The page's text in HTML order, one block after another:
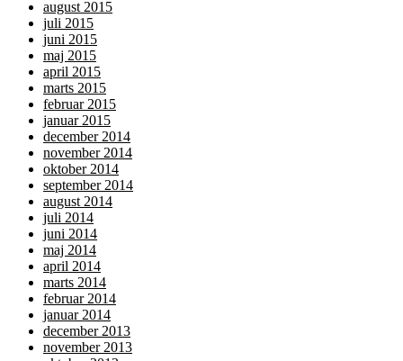
august 2015
juli 2015
juni 2015
maj 2015
april 2015
marts 2015
februar 2015
januar 2015
december 2014
november 2014
oktober 2014
september 2014
august 2014
juli 2014
juni 2014
maj 2014
april 2014
marts 2014
februar 2014
januar 2014
december 2013
november 2013